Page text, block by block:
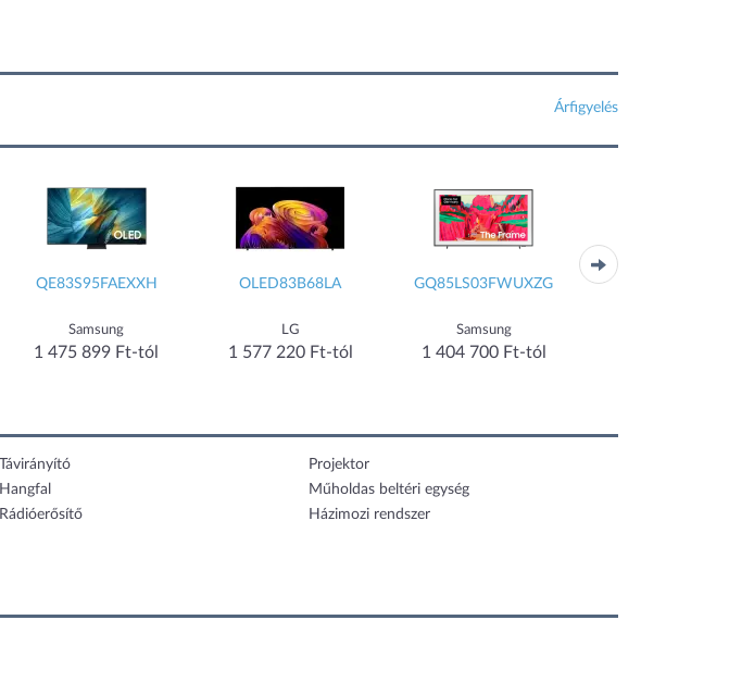
Árfigyelés
QE83S95FAEXXH
Samsung
1 475 899 Ft-tól
OLED83B68LA
LG
1 577 220 Ft-tól
GQ85LS03FWUXZG
Samsung
1 404 700 Ft-tól
Távirányító
Projektor
Hangfal
Műholdas beltéri egység
Rádióerősítő Házimozi rendszer